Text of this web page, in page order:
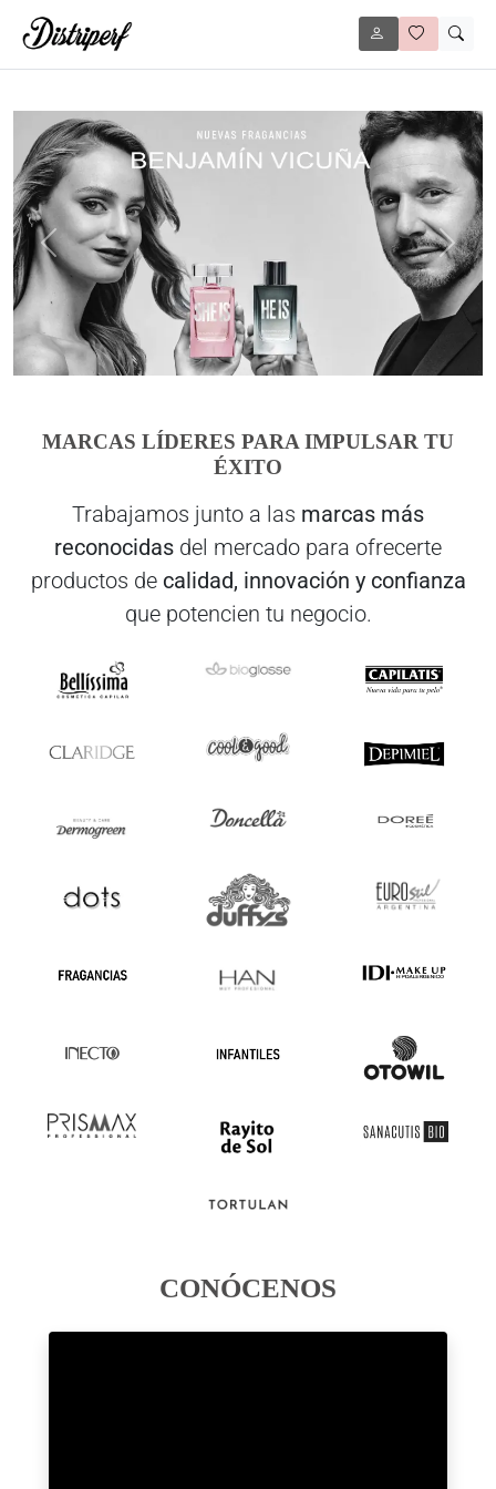
Anterior
MARCAS LÍDERES PARA IMPULSAR TU
ÉXITO
Trabajamos junto a las marcas más
reconocidas del mercado para ofrecerte
productos de calidad, innovación y confianza
que potencien tu negocio.
CONÓCENOS